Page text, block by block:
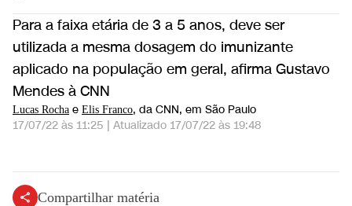
Para a faixa etária de 3 a 5 anos, deve ser
utilizada a mesma dosagem do imunizante
aplicado na população em geral, afirma Gustavo
Mendes à CNN
Lucas Rocha e Elis Franco, da CNN, em São Paulo
17/07/22 às 11:25 | Atualizado 17/07/22 às 19:48
Coronavac previne 55% de hospitalizações de crianças, diz gerente da Anvisa | CNN DOMINGO
Compartilhar matéria